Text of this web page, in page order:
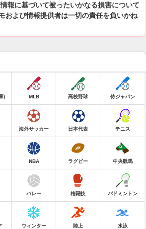
報に基づいて被ったいかなる損害について
および情報提供者は一切の責任を負いかね
) MLB 高校野球 侍ジャパン
海外サッカー 日本代表 テニス
NBA ラグビー 中央競馬
バレー 格闘技 バドミントン
ウィンター 陸上 水泳